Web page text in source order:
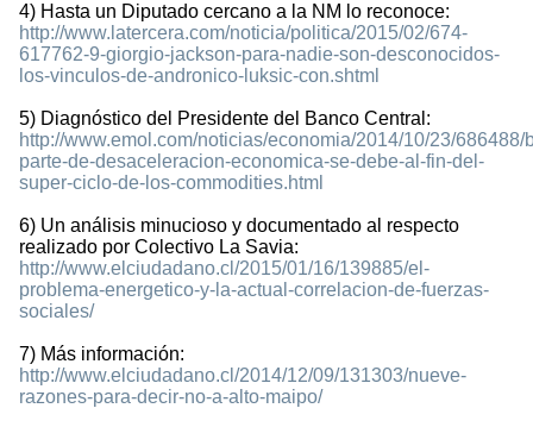
4) Hasta un Diputado cercano a la NM lo reconoce:
http://www.latercera.com/noticia/politica/2015/02/674-
617762-9-giorgio-jackson-para-nadie-son-desconocidos-
los-vinculos-de-andronico-luksic-con.shtml
5) Diagnóstico del Presidente del Banco Central:
http://www.emol.com/noticias/economia/2014/10/23/686488/
parte-de-desaceleracion-economica-se-debe-al-fin-del-
super-ciclo-de-los-commodities.html
6) Un análisis minucioso y documentado al respecto
realizado por Colectivo La Savia:
http://www.elciudadano.cl/2015/01/16/139885/el-
problema-energetico-y-la-actual-correlacion-de-fuerzas-
sociales/
7) Más información:
http://www.elciudadano.cl/2014/12/09/131303/nueve-
razones-para-decir-no-a-alto-maipo/